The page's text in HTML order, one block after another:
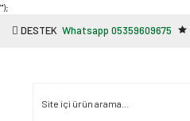
"');
DESTEK Whatsapp 05359609675